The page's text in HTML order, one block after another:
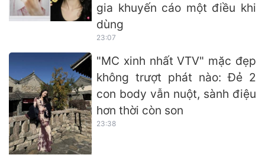
gia khuyến cáo một điều khi
dùng
23:07
"MC xinh nhất VTV" mặc đẹp
không trượt phát nào: Đẻ 2
con body vẫn nuột, sành điệu
hơn thời còn son
23:38